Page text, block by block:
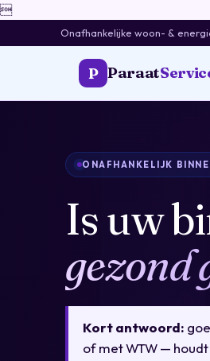

Onafhankelijke woon- &
P Paraat
ONAFHANKELIJK
Is uw
gezond
Kort antwoord:
of met WTW —